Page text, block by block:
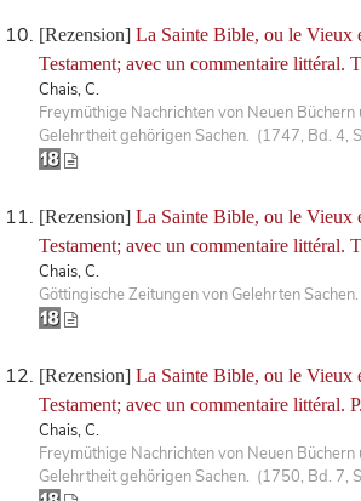
[Rezension] La Sainte Bible, ou le Vieux
Testament; avec un commentaire littéral.
Chais, C.
Freymüthige Nachrichten von Neuen
Gelehrtheit gehörigen Sachen. (1747, Bd. 4,
[Rezension] La Sainte Bible, ou le Vieux
Testament; avec un commentaire littéral.
Chais, C.
Göttingische Zeitungen von Gelehrten
[Rezension] La Sainte Bible, ou le Vieux
Testament; avec un commentaire littéral.
Chais, C.
Freymüthige Nachrichten von Neuen
Gelehrtheit gehörigen Sachen. (1750, Bd. 7,